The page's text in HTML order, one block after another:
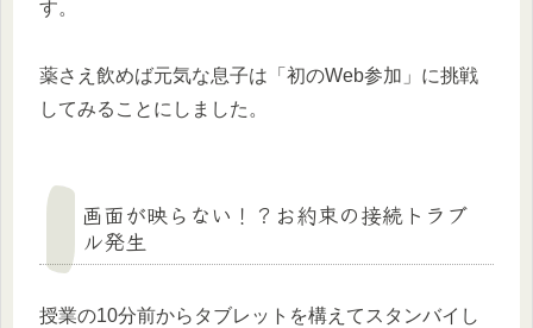
す。
薬さえ飲めば元気な息子は「初のWeb参加」に挑戦
してみることにしました。
画面が映らない！？お約束の接続トラブ
ル発生
授業の10分前からタブレットを構えてスタンバイし